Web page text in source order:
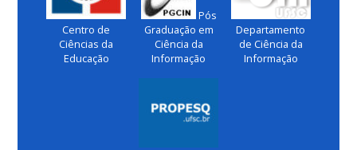
Centro de
Ciências da
Educação
Pós
Graduação em
Ciência da
Informação
Departamento
de Ciência da
Informação